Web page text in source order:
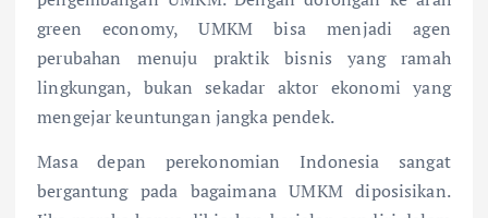
green economy, UMKM bisa menjadi agen
perubahan menuju praktik bisnis yang ramah
lingkungan, bukan sekadar aktor ekonomi yang
mengejar keuntungan jangka pendek.
Masa depan perekonomian Indonesia sangat
bergantung pada bagaimana UMKM diposisikan.